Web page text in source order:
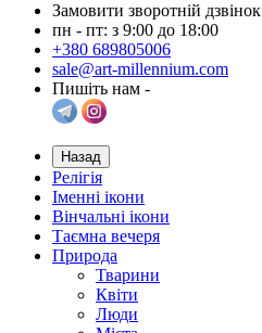
Замовити зворотній дзвінок
пн - пт: з 9:00 до 18:00
+380 689805006
sale@art-millennium.com
Пишіть нам -
Назад
Релігія
Іменні ікони
Вінчальні ікони
Таємна вечеря
Природа
Тварини
Квіти
Люди